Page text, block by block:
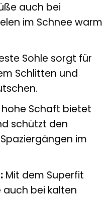
auch bei
im Schnee warm
Sohle sorgt für
Schlitten und
Schaft bietet
schützt den
im
Mit dem Superfit
auch bei kalten